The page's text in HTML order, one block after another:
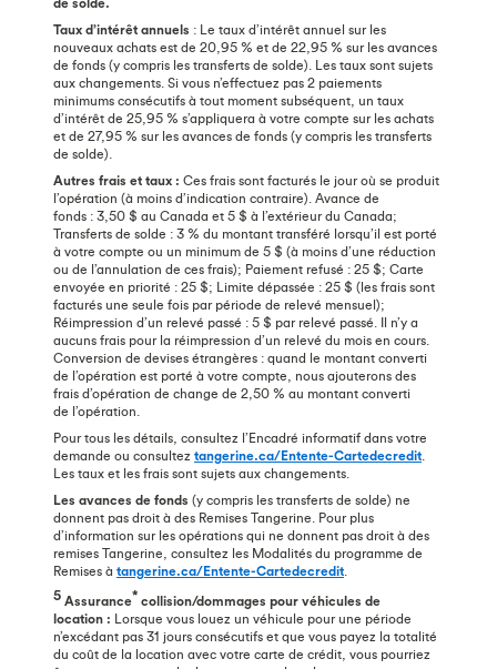
Taux d’intérêt annuels : Le taux d’intérêt annuel sur les
nouveaux achats est de 20,95 % et de 22,95 % sur les avances
de fonds (y compris les transferts de solde). Les taux sont sujets
aux changements. Si vous n’effectuez pas 2 paiements
minimums consécutifs à tout moment subséquent, un taux
d’intérêt de 25,95 % s’appliquera à votre compte sur les achats
et de 27,95 % sur les avances de fonds (y compris les transferts
de solde).
Autres frais et taux : Ces frais sont facturés le jour où se produit
l’opération (à moins d’indication contraire). Avance de
fonds : 3,50 $ au Canada et 5 $ à l’extérieur du Canada;
Transferts de solde : 3 % du montant transféré lorsqu’il est porté
à votre compte ou un minimum de 5 $ (à moins d’une réduction
ou de l’annulation de ces frais); Paiement refusé : 25 $; Carte
envoyée en priorité : 25 $; Limite dépassée : 25 $ (les frais sont
facturés une seule fois par période de relevé mensuel);
Réimpression d’un relevé passé : 5 $ par relevé passé. Il n’y a
aucuns frais pour la réimpression d’un relevé du mois en cours.
Conversion de devises étrangères : quand le montant converti
de l’opération est porté à votre compte, nous ajouterons des
frais d’opération de change de 2,50 % au montant converti
de l’opération.
Pour tous les détails, consultez l’Encadré informatif dans votre
demande ou consultez tangerine.ca/Entente-Cartedecredit
Les taux et les frais sont sujets aux changements.
Les avances de fonds (y compris les transferts de solde) ne
donnent pas droit à des Remises Tangerine. Pour plus
d’information sur les opérations qui ne donnent pas droit à des
remises Tangerine, consultez les Modalités du programme de
Remises à tangerine.ca/Entente-Cartedecredit
5 Assurance* collision/dommages pour véhicules de
location : Lorsque vous louez un véhicule pour une période
n’excédant pas 31 jours consécutifs et que vous payez la totalité
du coût de la location avec votre carte de crédit, vous pourriez